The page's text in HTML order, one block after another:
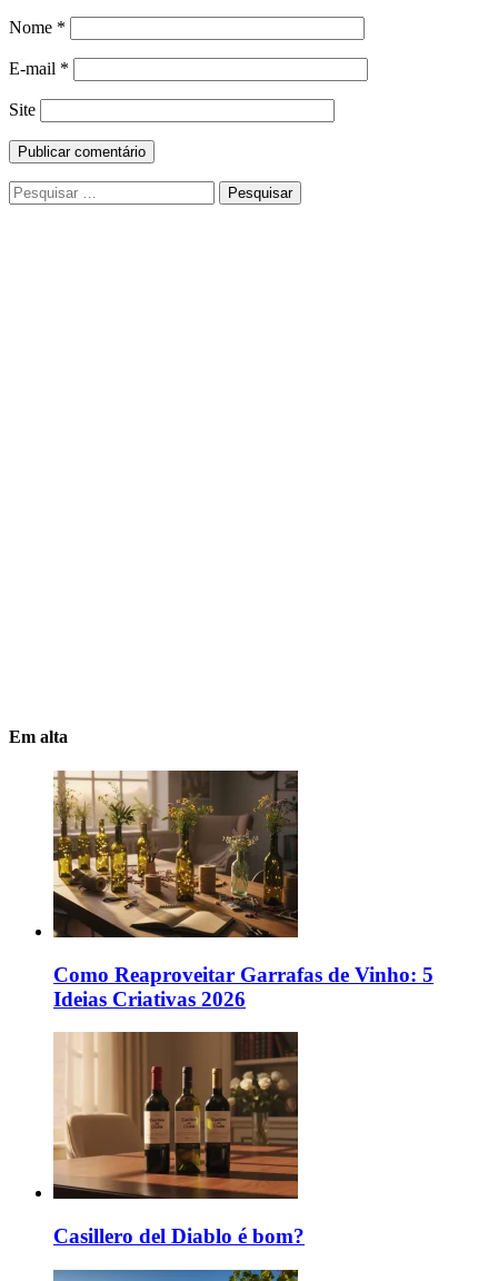
Nome *
E-mail *
Site
Pesquisar
por:
Em alta
Como Reaproveitar Garrafas de Vinho: 5
Ideias Criativas 2026
Casillero del Diablo é bom?